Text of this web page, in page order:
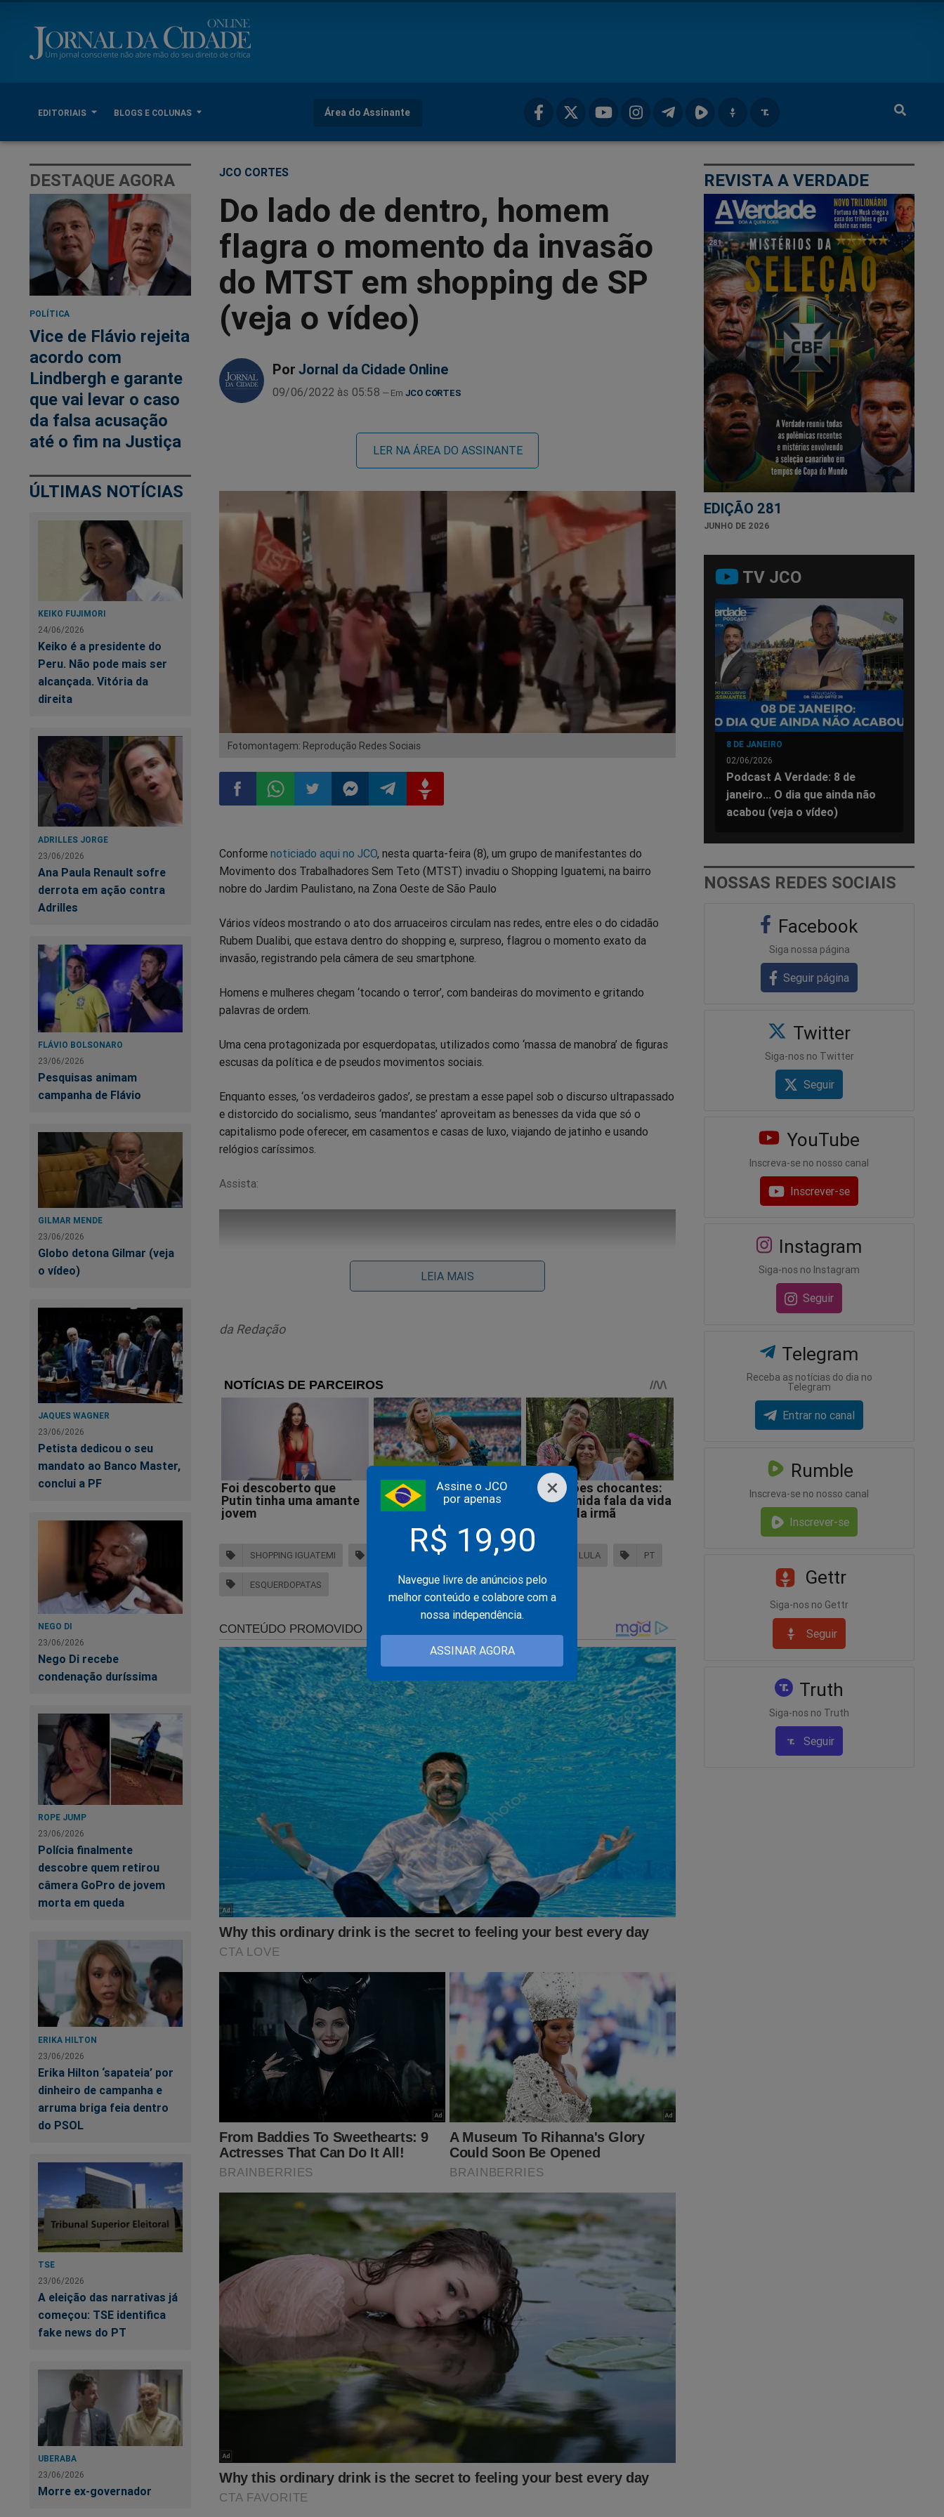
EDITORIAIS BLOGS E COLUNAS Área do Assinante
×
Assine o JCO
por apenas
R$ 19,90
Navegue livre de anúncios pelo
melhor conteúdo e colabore com a
nossa independência.
ASSINAR AGORA
DESTAQUE AGORA
POLÍTICA
Vice de Flávio rejeita
acordo com
Lindbergh e garante
que vai levar o caso
da falsa acusação
até o fim na Justiça
ÚLTIMAS NOTÍCIAS
KEIKO FUJIMORI
24/06/2026
Keiko é a presidente do
Peru. Não pode mais ser
alcançada. Vitória da
direita
ADRILLES JORGE
23/06/2026
Ana Paula Renault sofre
derrota em ação contra
Adrilles
FLÁVIO BOLSONARO
23/06/2026
Pesquisas animam
campanha de Flávio
GILMAR MENDE
23/06/2026
Globo detona Gilmar (veja
o vídeo)
JAQUES WAGNER
23/06/2026
Petista dedicou o seu
mandato ao Banco Master,
conclui a PF
NEGO DI
23/06/2026
Nego Di recebe
condenação duríssima
ROPE JUMP
23/06/2026
Polícia finalmente
descobre quem retirou
câmera GoPro de jovem
morta em queda
ERIKA HILTON
23/06/2026
Erika Hilton ‘sapateia’ por
dinheiro de campanha e
arruma briga feia dentro
do PSOL
TSE
23/06/2026
A eleição das narrativas já
começou: TSE identifica
fake news do PT
UBERABA
23/06/2026
Morre ex-governador
JCO CORTES
Do lado de dentro, homem
flagra o momento da invasão
do MTST em shopping de SP
(veja o vídeo)
Por Jornal da Cidade Online
09/06/2022 às 05:58 JCO CORTES
LER NA ÁREA DO ASSINANTE
Fotomontagem: Reprodução Redes Sociais
no
Facebook
no
Whatsapp
no
Twitter
no
Messenger
no
Telegram
no
Gettr
Conforme noticiado aqui no JCO, nesta quarta-feira (8), um grupo de manifestantes do
Movimento dos Trabalhadores Sem Teto (MTST) invadiu o Shopping Iguatemi, na bairro
nobre do Jardim Paulistano, na Zona Oeste de São Paulo
Vários vídeos mostrando o ato dos arruaceiros circulam nas redes, entre eles o do cidadão
Rubem Dualibi, que estava dentro do shopping e, surpreso, flagrou o momento exato da
invasão, registrando pela câmera de seu smartphone.
Homens e mulheres chegam ‘tocando o terror’, com bandeiras do movimento e gritando
palavras de ordem.
Uma cena protagonizada por esquerdopatas, utilizados como ‘massa de manobra’ de figuras
escusas da política e de pseudos movimentos sociais.
Enquanto esses, ‘os verdadeiros gados’, se prestam a esse papel sob o discurso ultrapassado
e distorcido do socialismo, seus ‘mandantes’ aproveitam as benesses da vida que só o
capitalismo pode oferecer, em casamentos e casas de luxo, viajando de jatinho e usando
relógios caríssimos.
Assista:
Discurso de Bolsonaro e relatório das Forças Armadas devem
resultar em 7 de setembro épico e dessa vez decisivo
A eleição está chegando... Está na hora de você estampar todo o seu amor pelo Brasil!
Já garantiu a sua camiseta, bandeira e faixa?
Tudo isso e muito mais você encontra no Shopping Conservador...
A maior loja patriota do Brasil!!
Clique no link abaixo:
https://www.shoppingconservador.com.br/
O Brasil precisa de você!
Caso queira, doe qualquer valor ao Jornal da Cidade Online pelo PIX (chave:
pix@jornaldacidadeonline.com.br ou 16.434.831/0001-01).
LEIA MAIS
da Redação
SHOPPING IGUATEMI GUILHERME BOULOS LULA PT
ESQUERDOPATAS
REVISTA A VERDADE
EDIÇÃO 281
JUNHO DE 2026
TV JCO
8 DE JANEIRO
02/06/2026
Podcast A Verdade: 8 de
janeiro... O dia que ainda não
acabou (veja o vídeo)
NOSSAS REDES SOCIAIS
Facebook
Siga nossa página
Seguir página
Twitter
Siga-nos no Twitter
Seguir
YouTube
Inscreva-se no nosso canal
Inscrever-se
Instagram
Siga-nos no Instagram
Seguir
Telegram
Receba as notícias do dia no
Telegram
Entrar no canal
Rumble
Inscreva-se no nosso canal
Inscrever-se
Gettr
Siga-nos no Gettr
Seguir
Truth
Siga-nos no Truth
Seguir